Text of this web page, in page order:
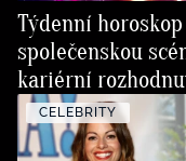
Týdenní
společenskou
kariérní
CELEBRITY